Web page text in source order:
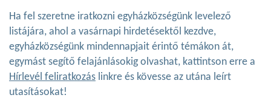
Ha fel szeretne iratkozni egyházközségünk levelező
listájára, ahol a vasárnapi hirdetésektől kezdve,
egyházközségünk mindennapjait érintő témákon át,
egymást segítő felajánlásokig olvashat, kattintson erre a
Hírlevél feliratkozás linkre és kövesse az utána leírt
utasításokat!